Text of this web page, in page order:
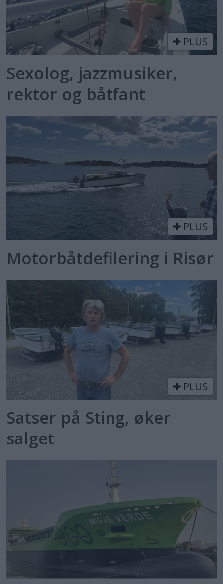
PLUS
Sexolog, jazzmusiker,
rektor og båtfant
PLUS
Motorbåtdefilering i Risør
PLUS
Satser på Sting, øker
salget